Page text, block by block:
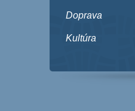
Doprava
Kultúra